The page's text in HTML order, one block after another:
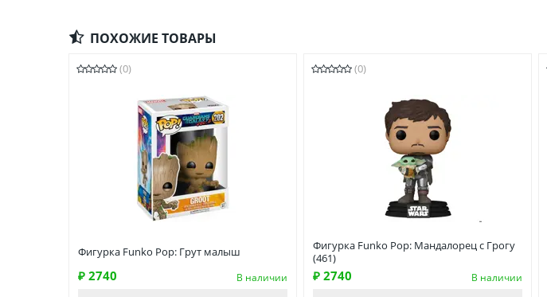
ПОХОЖИЕ ТОВАРЫ
(0)
Фигурка Funko Pop: Грут малыш
₽ 2740 В наличии
(0)
Фигурка Funko Pop: Мандалорец с Грогу
(461)
₽ 2740 В наличии